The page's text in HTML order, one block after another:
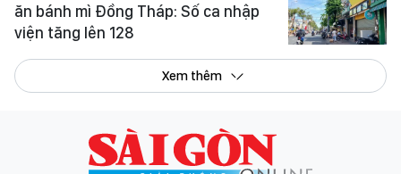
ăn bánh mì Đồng Tháp: Số ca nhập
viện tăng lên 128
Xem thêm